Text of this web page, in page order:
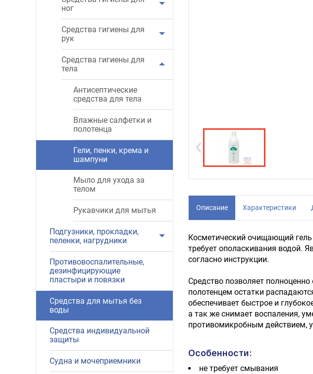
ног
Средства гигиены для
рук
Средства гигиены для
тела
Антисептические
средства для тела
Влажные салфетки и
полотенца
Гели, пенки, крема и
шампуни
Мыло для ухода за
телом
Рукавчики для мытья
Подгузники, прокладки,
пеленки, нагрудники
Противовоспалительные,
дезинфицирующие
пластыри и повязки
Средства для мытья без
воды
Средства индивидуальной
защиты
Судна и мочеприемники
Описание Характеристики
Косметический очищающий
требует ополаскивания водой.
согласно инструкции.
Средство позволяет
полотенцем остатки
обеспечивает быстрое и
а так же снимает воспаления,
противомикробным действием,
Особенности:
не требует смывания